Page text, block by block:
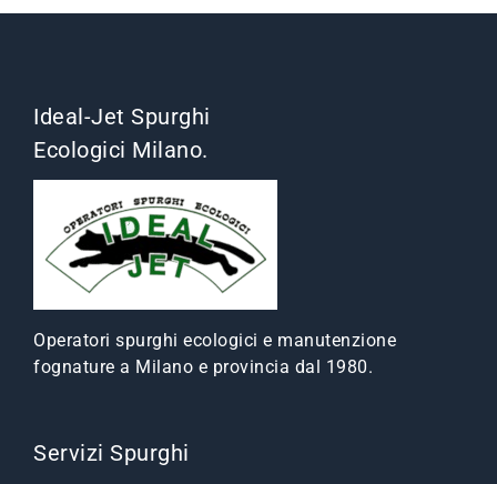
Ideal-Jet Spurghi
Ecologici Milano.
Operatori spurghi ecologici e manutenzione
fognature a Milano e provincia dal 1980.
Servizi Spurghi